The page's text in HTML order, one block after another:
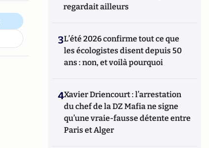
regardait ailleurs
3L’été 2026 confirme tout ce que
les écologistes disent depuis 50
ans : non, et voilà pourquoi
4Xavier Driencourt : l’arrestation
du chef de la DZ Mafia ne signe
qu’une vraie-fausse détente entre
Paris et Alger